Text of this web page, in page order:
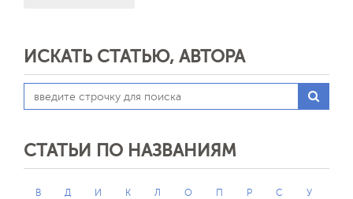
ИСКАТЬ СТАТЬЮ, АВТОРА
СТАТЬИ ПО НАЗВАНИЯМ
В Д И К Л О П Р С У